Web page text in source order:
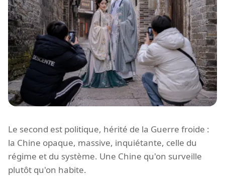
Le second est politique, hérité de la Guerre froide :
la Chine opaque, massive, inquiétante, celle du
régime et du système. Une Chine qu'on surveille
plutôt qu'on habite.